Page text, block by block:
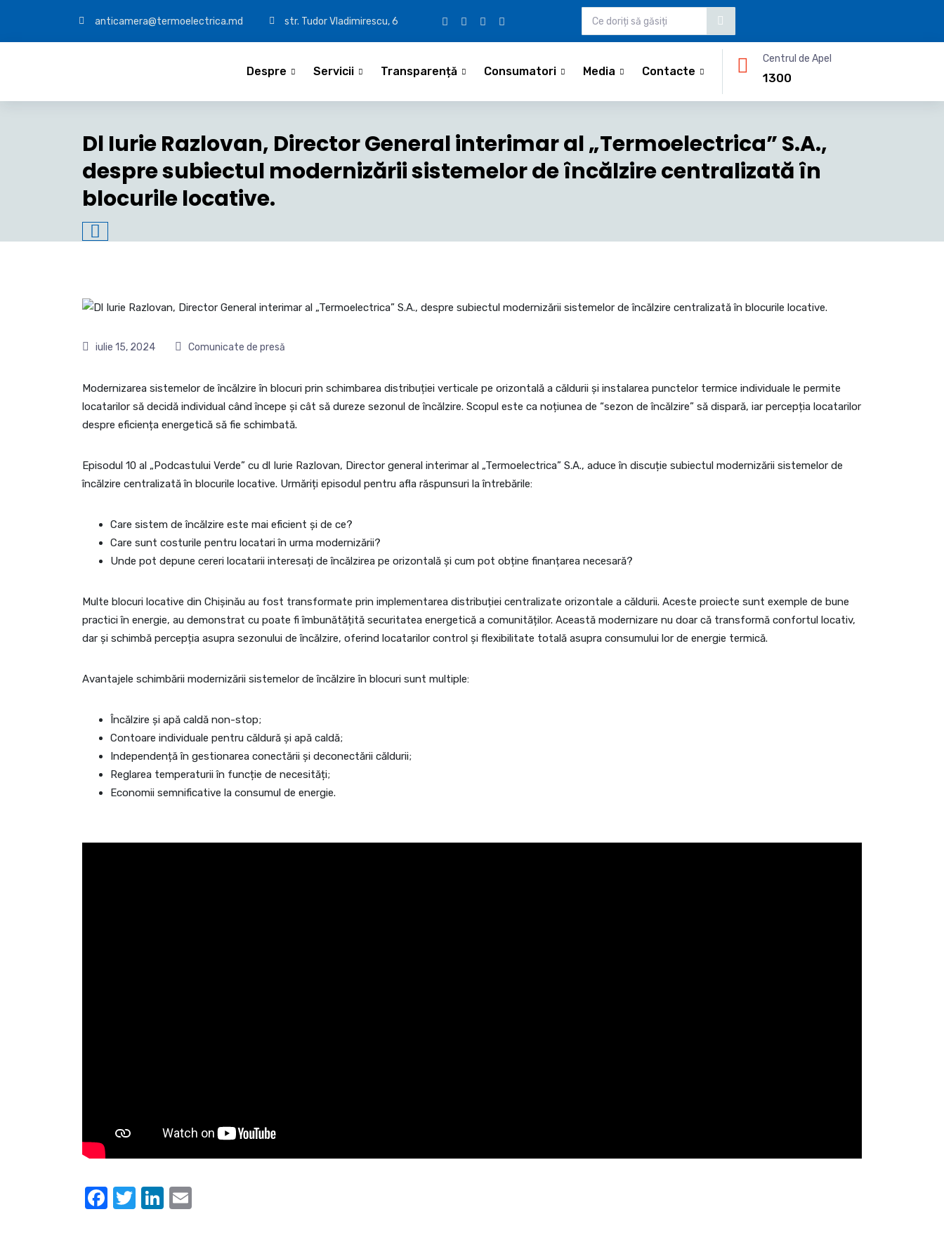
anticamera@termoelectrica.md str. Tudor Vladimirescu, 6
Despre Servicii Transparență Consumatori Media Contacte
Centrul de Apel
1300
Dl Iurie Razlovan, Director General interimar al „Termoelectrica” S.A.,
despre subiectul modernizării sistemelor de încălzire centralizată în
blocurile locative.
iulie 15, 2024 Comunicate de presă
Modernizarea sistemelor de încălzire în blocuri prin schimbarea distribuției verticale pe orizontală a căldurii și instalarea punctelor termice individuale le permite
locatarilor să decidă individual când începe și cât să dureze sezonul de încălzire. Scopul este ca noțiunea de “sezon de încălzire” să dispară, iar percepția locatarilor
despre eficiența energetică să fie schimbată.
Episodul 10 al „Podcastului Verde” cu dl Iurie Razlovan, Director general interimar al „Termoelectrica” S.A., aduce în discuție subiectul modernizării sistemelor de
încălzire centralizată în blocurile locative. Urmăriți episodul pentru afla răspunsuri la întrebările:
Care sistem de încălzire este mai eficient și de ce?
Care sunt costurile pentru locatari în urma modernizării?
Unde pot depune cereri locatarii interesați de încălzirea pe orizontală și cum pot obține finanțarea necesară?
Multe blocuri locative din Chișinău au fost transformate prin implementarea distribuției centralizate orizontale a căldurii. Aceste proiecte sunt exemple de bune
practici în energie, au demonstrat cu poate fi îmbunătățită securitatea energetică a comunităților. Această modernizare nu doar că transformă confortul locativ,
dar și schimbă percepția asupra sezonului de încălzire, oferind locatarilor control și flexibilitate totală asupra consumului lor de energie termică.
Avantajele schimbării modernizării sistemelor de încălzire în blocuri sunt multiple:
Încălzire și apă caldă non-stop;
Contoare individuale pentru căldură și apă caldă;
Independență în gestionarea conectării și deconectării căldurii;
Reglarea temperaturii în funcție de necesități;
Economii semnificative la consumul de energie.
Facebook
TwitterLinkedIn